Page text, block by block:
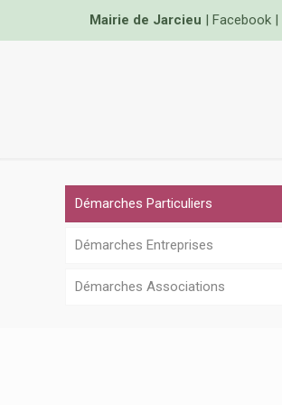
Mairie de Jarcieu | Facebook|
Démarches Particuliers
Démarches Entreprises
Démarches Associations